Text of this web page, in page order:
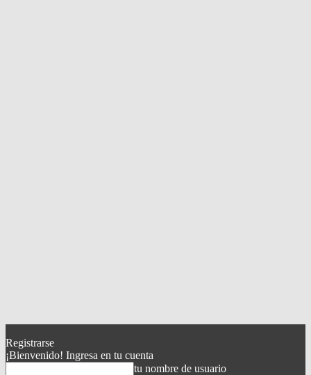
Registrarse
¡Bienvenido! Ingresa en tu cuenta
tu nombre de usuario